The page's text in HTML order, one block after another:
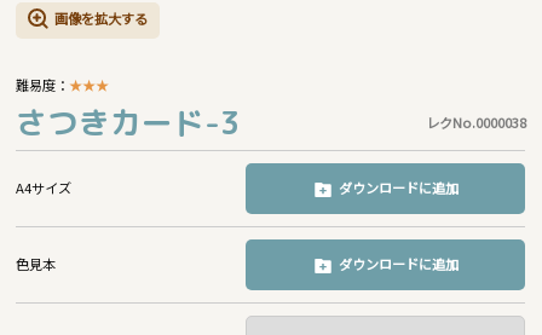
画像を拡大する
難易度：★★★
さつきカード-3 レクNo.0000038
A4サイズ ダウンロードに追加
色見本 ダウンロードに追加